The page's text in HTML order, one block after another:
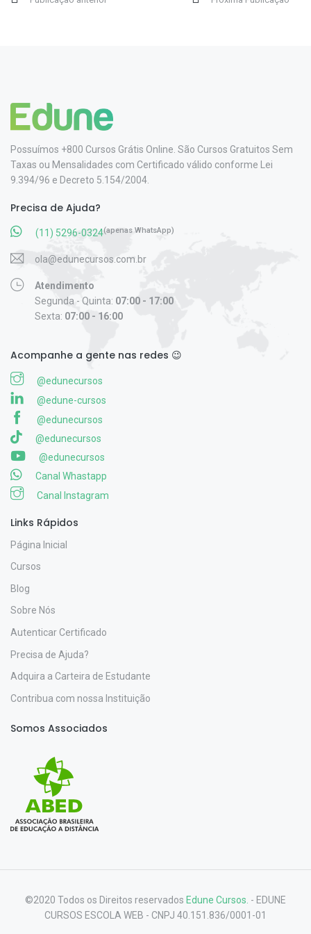
Possuímos +800 Cursos Grátis Online. São Cursos Gratuitos Sem
Taxas ou Mensalidades com Certificado válido conforme Lei
9.394/96 e Decreto 5.154/2004.
Precisa de Ajuda?
(11) 5296-0324(apenas WhatsApp)
ola@edunecursos.com.br
Atendimento
Segunda - Quinta: 07:00 - 17:00
Sexta: 07:00 - 16:00
Acompanhe a gente nas redes 😉
@edunecursos
@edune-cursos
@edunecursos
@edunecursos
@edunecursos
Canal Whastapp
Canal Instagram
Links Rápidos
Página Inicial
Cursos
Blog
Sobre Nós
Autenticar Certificado
Precisa de Ajuda?
Adquira a Carteira de Estudante
Contribua com nossa Instituição
Somos Associados
©2020 Todos os Direitos reservados Edune Cursos. - EDUNE
CURSOS ESCOLA WEB - CNPJ 40.151.836/0001-01